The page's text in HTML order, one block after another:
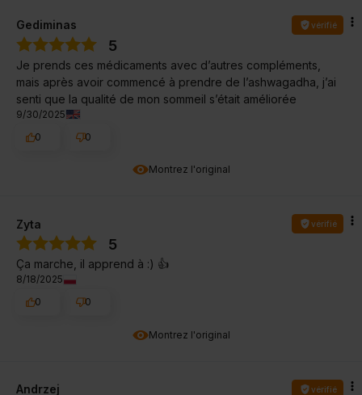
Montrez l'original
Gediminas vérifié
5
Je prends ces médicaments avec d’autres compléments,
mais après avoir commencé à prendre de l’ashwagadha, j’ai
senti que la qualité de mon sommeil s’était améliorée
9/30/2025
0
0
Montrez l'original
Zyta vérifié
5
Ça marche, il apprend à :) 👍️
8/18/2025
0
0
Andrzej vérifié